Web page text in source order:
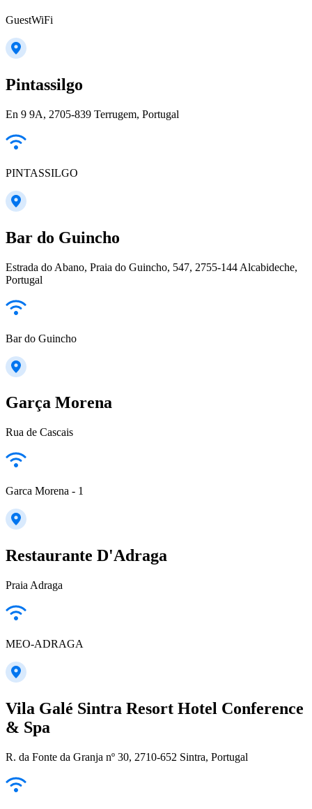
GuestWiFi
Pintassilgo
En 9 9A, 2705-839 Terrugem, Portugal
PINTASSILGO
Bar do Guincho
Estrada do Abano, Praia do Guincho, 547, 2755-144 Alcabideche,
Portugal
Bar do Guincho
Garça Morena
Rua de Cascais
Garca Morena - 1
Restaurante D'Adraga
Praia Adraga
MEO-ADRAGA
Vila Galé Sintra Resort Hotel Conference
& Spa
R. da Fonte da Granja nº 30, 2710-652 Sintra, Portugal